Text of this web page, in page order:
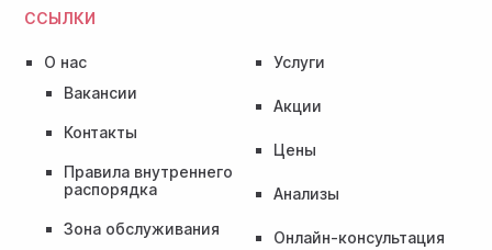
ССЫЛКИ
О нас
Вакансии
Контакты
Правила внутреннего
распорядка
Зона обслуживания
Услуги
Акции
Цены
Анализы
Онлайн-консультация